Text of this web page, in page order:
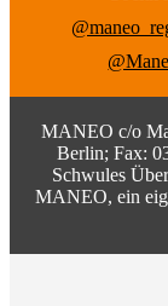
MANEO c/o
Berlin; Fax:
Schwules
MANEO, ein